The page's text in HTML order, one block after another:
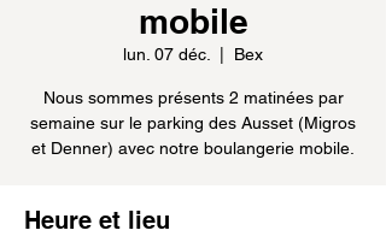
mobile
lun. 07 déc. Bex
Nous sommes présents 2 matinées par
semaine sur le parking des Ausset (Migros
et Denner) avec notre boulangerie mobile.
Heure et lieu